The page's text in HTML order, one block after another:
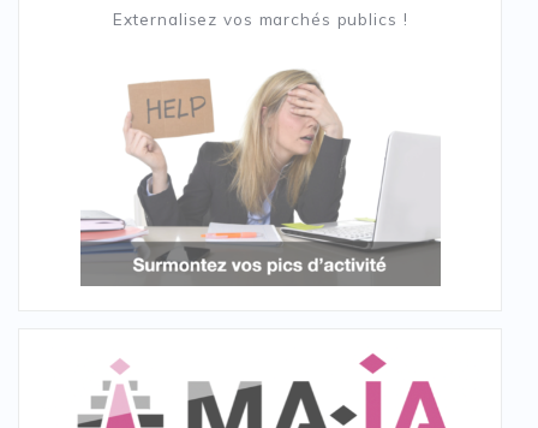
Externalisez vos marchés publics !